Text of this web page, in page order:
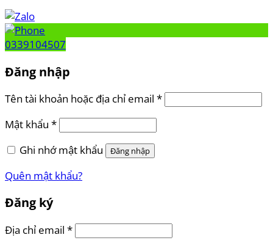
0339104507
Đăng nhập
Tên tài khoản hoặc địa chỉ email *
Mật khẩu *
Ghi nhớ mật khẩu
Đăng nhập
Quên mật khẩu?
Đăng ký
Địa chỉ email *